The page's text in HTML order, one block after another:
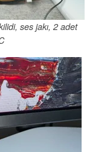
ses jakı, 2 adet